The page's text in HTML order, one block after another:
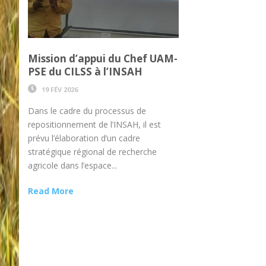
Mission d’appui du Chef UAM-
PSE du CILSS à l’INSAH
19 FÉV 2026
Dans le cadre du processus de
repositionnement de l’INSAH, il est
prévu l’élaboration d’un cadre
stratégique régional de recherche
agricole dans l’espace...
Read More